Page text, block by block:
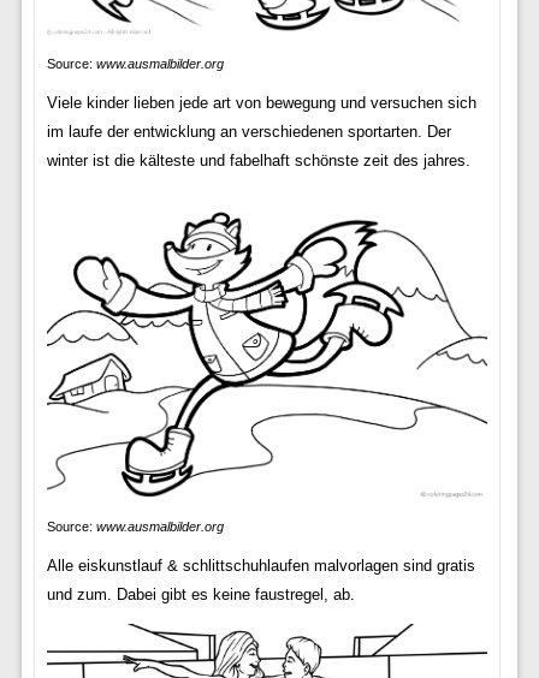
Source: www.ausmalbilder.org
Viele kinder lieben jede art von bewegung und versuchen sich
im laufe der entwicklung an verschiedenen sportarten. Der
winter ist die kälteste und fabelhaft schönste zeit des jahres.
Source: www.ausmalbilder.org
Alle eiskunstlauf & schlittschuhlaufen malvorlagen sind gratis
und zum. Dabei gibt es keine faustregel, ab.